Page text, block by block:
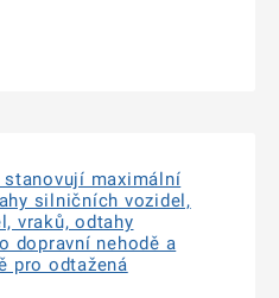
maximální
silničních vozidel,
vraků, odtahy
dopravní nehodě a
pro odtažená